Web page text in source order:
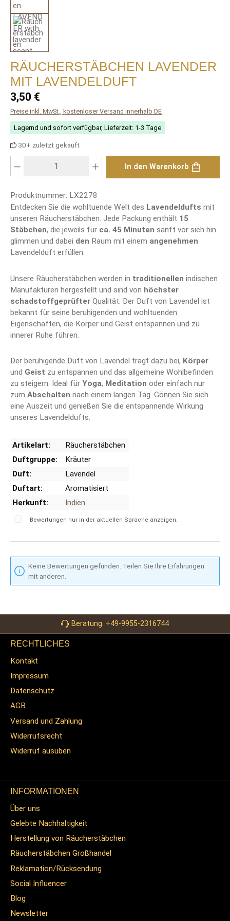
RÄUCHERSTÄBCHEN LAVENDER
MIT LAVENDELDUFT
Regulärer Preis:
3,50 €
Preise inkl. MwSt., kostenloser Versand innerhalb DE
Lagernd und sofort verfügbar, Lieferzeit: 1-3 Tage
30+ zuletzt gekauft
In den Warenkorb
Produktnummer: LX2278
Entdecken Sie die wohltuende Welt des Lavendeldufts mit
unseren Räucherstäbchen. Jede Packung enthält 15
Stäbchen, die jeweils für ca. 45 Minuten sanft vor sich hin
glimmen und dabei den Raum mit einem angenehmen
Lavendelduft erfüllen.
Unsere Räucherstäbchen werden in traditionellen indischen
Manufakturen hergestellt und sind von höchster
schadstoffgeprüfter Qualität. Der Duft von Lavendel ist
bekannt für seine beruhigenden und wohltuenden
Eigenschaften, die Körper und Geist entspannen und zu
innerer Ruhe führen.
Der beruhigende Duft von Lavendel trägt dazu bei, Körper
und Geist zu entspannen und das allgemeine Wohlbefinden
zu steigern. Ideal für Yoga, Meditation oder einfach nur
zum Abschalten nach einem langen Tag. Gönnen Sie sich
eine Auszeit und genießen Sie die entspannende Wirkung
unseres Lavendeldufts.
Artikelart:
Räucherstäbchen
Duftgruppe:
Kräuter
Duft:
Lavendel
Duftart:
Aromatisiert
Herkunft:
Indien
Bewertungen nur in der aktuellen Sprache anzeigen.
Keine Bewertungen gefunden. Teilen Sie Ihre Erfahrungen
mit anderen.
Beratung: +49-9955-2316744
RECHTLICHES
Kontakt
Impressum
Datenschutz
AGB
Versand und Zahlung
Widerrufsrecht
Widerruf ausüben
INFORMATIONEN
Über uns
Gelebte Nachhaltigkeit
Herstellung von Räucherstäbchen
Räucherstäbchen Großhandel
Reklamation/Rücksendung
Social Influencer
Blog
Newsletter